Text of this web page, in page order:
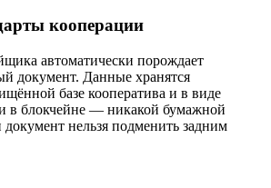
кооперации
автоматически порождает
документ. Данные хранятся
базе кооператива и в виде
в блокчейне — никакой бумажной
нельзя подменить задним